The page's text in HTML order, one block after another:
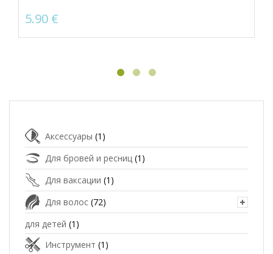
5.90 €
Аксессуары (1)
Для бровей и ресниц (1)
Для ваксации (1)
Для волос (72)
для детей (1)
Инструмент (1)